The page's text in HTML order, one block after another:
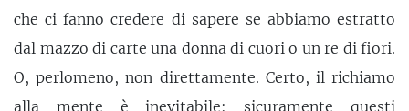
che ci fanno credere di sapere se abbiamo estratto
dal mazzo di carte una donna di cuori o un re di fiori.
O, perlomeno, non direttamente. Certo, il richiamo
alla mente è inevitabile: sicuramente questi